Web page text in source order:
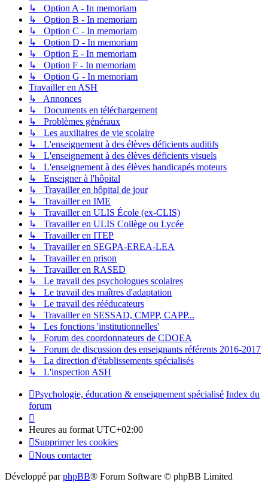
↳ Option A - In memoriam
↳ Option B - In memoriam
↳ Option C - In memoriam
↳ Option D - In memoriam
↳ Option E - In memoriam
↳ Option F - In memoriam
↳ Option G - In memoriam
Travailler en ASH
↳ Annonces
↳ Documents en téléchargement
↳ Problèmes généraux
↳ Les auxiliaires de vie scolaire
↳ L'enseignement à des élèves déficients auditifs
↳ L'enseignement à des élèves déficients visuels
↳ L'enseignement à des élèves handicapés moteurs
↳ Enseigner à l'hôpital
↳ Travailler en hôpital de jour
↳ Travailler en IME
↳ Travailler en ULIS École (ex-CLIS)
↳ Travailler en ULIS Collège ou Lycée
↳ Travailler en ITEP
↳ Travailler en SEGPA-EREA-LEA
↳ Travailler en prison
↳ Travailler en RASED
↳ Le travail des psychologues scolaires
↳ Le travail des maîtres d'adaptation
↳ Le travail des rééducateurs
↳ Travailler en SESSAD, CMPP, CAPP...
↳ Les fonctions 'institutionnelles'
↳ Forum des coordonnateurs de CDOEA
↳ Forum de discussion des enseignants référents 2016-2017
↳ La direction d'établissements spécialisés
↳ L'inspection ASH
Psychologie, éducation & enseignement spécialisé Index du
forum
Heures au format UTC+02:00
Supprimer les cookies
Nous contacter
Développé parphpBB® Forum Software © phpBB Limited